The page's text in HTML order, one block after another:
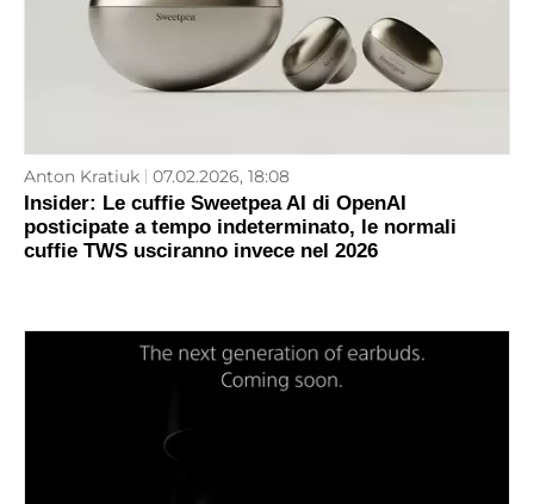
Anton Kratiuk 07.02.2026, 18:08
Insider: Le cuffie Sweetpea AI di OpenAI
posticipate a tempo indeterminato, le normali
cuffie TWS usciranno invece nel 2026